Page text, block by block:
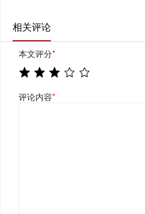
相关评论
本文评分*
评论内容*